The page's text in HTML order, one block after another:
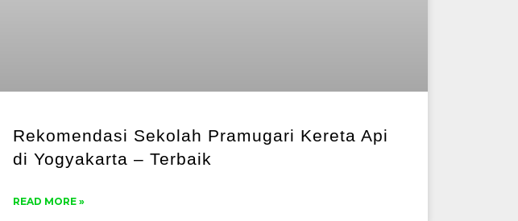
Rekomendasi Sekolah Pramugari Kereta Api
di Yogyakarta – Terbaik
READ MORE »